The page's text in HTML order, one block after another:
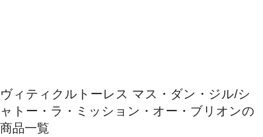
ヴィティクルトーレス マス・ダン・ジル/シ
ャトー・ラ・ミッション・オー・ブリオンの
商品一覧